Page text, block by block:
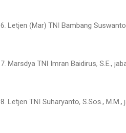
6. Letjen (Mar) TNI Bambang
7. Marsdya TNI Imran Baidirus, S.E.,
8. Letjen TNI Suharyanto, S.Sos.,